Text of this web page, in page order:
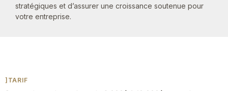
stratégiques et d’assurer une croissance soutenue pour
votre entreprise.
]TARIF